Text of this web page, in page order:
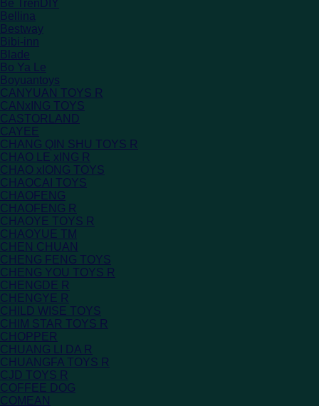
Be TrenDIY
Bellina
Bestway
Bibi-inn
Blade
Bo Ya Le
Boyuantoys
CANYUAN TOYS R
CANxING TOYS
CASTORLAND
CAYEE
CHANG QIN SHU TOYS R
CHAO LE xING R
CHAO xIONG TOYS
CHAOCAI TOYS
CHAOFENG
CHAOFENG R
CHAOYE TOYS R
CHAOYUE TM
CHEN CHUAN
CHENG FENG TOYS
CHENG YOU TOYS R
CHENGDE R
CHENGYE R
CHILD WISE TOYS
CHIM STAR TOYS R
CHOPPER
CHUANG LI DA R
CHUANGFA TOYS R
CJD TOYS R
COFFEE DOG
COMEAN